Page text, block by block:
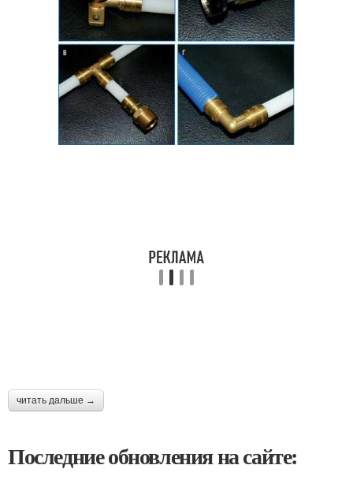
читать дальше →
Последние обновления на сайте: